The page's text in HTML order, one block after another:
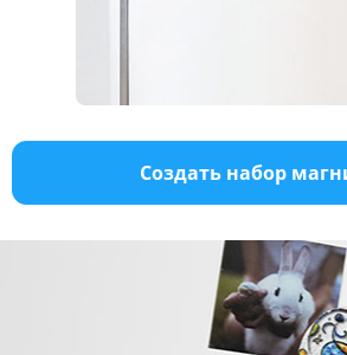
Создать набор